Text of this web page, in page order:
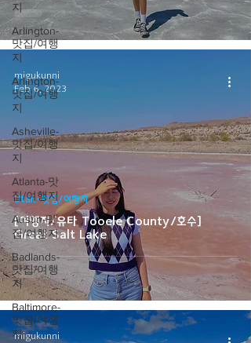
지
Arlington-
맛집/여행
지
Arlington-
맛집/여행
지
Asheville-
맛집/여행
지
Atlanta-맛
집/여행지
Austin-맛
집/여행지
Badlands-
맛집/여행
지
Baltimore-
맛집/여행
지
[여행지/유타 Tooele County/호수]
Great Salt Lake
Utah-맛집/여행지
migukunni
Feb 6, 2023
migukunni